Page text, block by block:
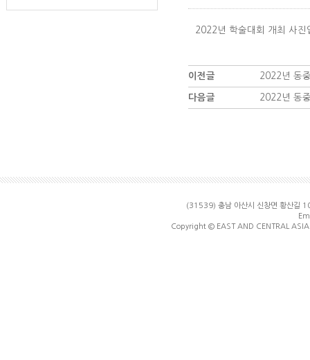
2022년 학술대회 개최 사진
이전글 2022년 동
다음글 2022년 동
(31539) 충남 아산시 신창면 황산
Copyright © EAST AND CENTRAL